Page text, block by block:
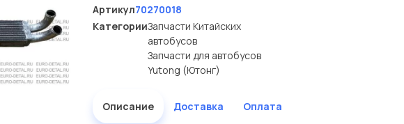
Артикул70270018
КатегорииЗапчасти Китайских
автобусов
Запчасти для автобусов
Yutong (Ютонг)
Описание Доставка Оплата